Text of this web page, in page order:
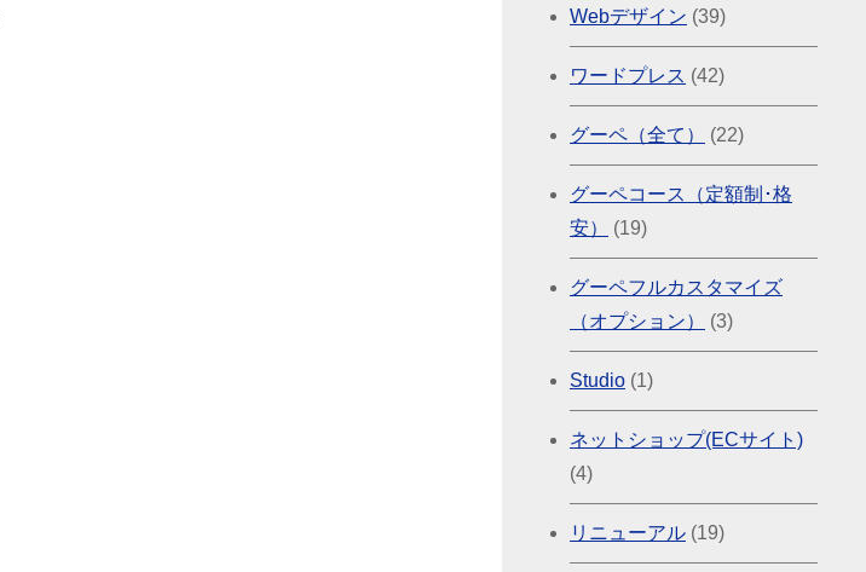
Webデザイン (39)
ワードプレス (42)
グーペ（全て） (22)
グーペコース（定額制･格
安）
(19)
グーペフルカスタマイズ
（オプション）
(3)
Studio (1)
ネットショップ(ECサイト)
(4)
リニューアル (19)